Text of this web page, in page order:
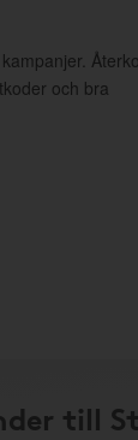
och bra
till